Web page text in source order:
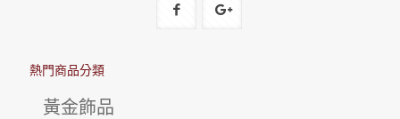
熱門商品分類
黃金飾品